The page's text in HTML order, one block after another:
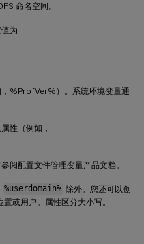
命名空间。
为
%ProfVer%）。系统环境变量通
性（例如，
阅配置文件管理变量产品文档。
%userdomain% 除外。您还可以创
或用户。属性区分大小写。